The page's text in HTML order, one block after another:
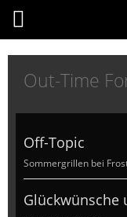
Out-Time
Off-Topic